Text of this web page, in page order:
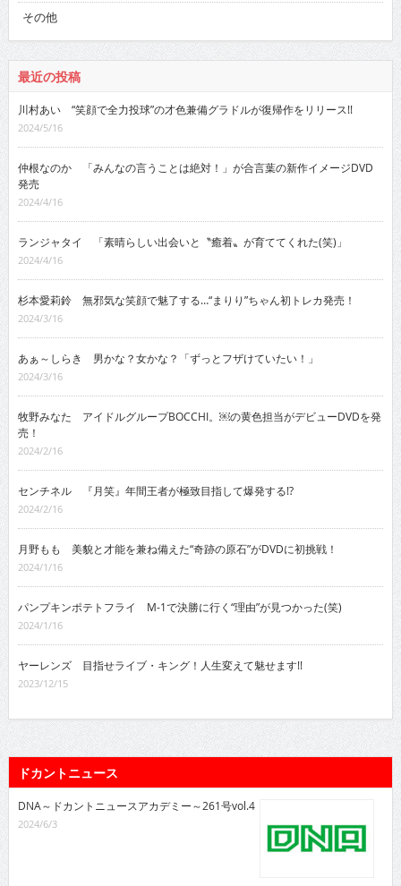
その他
最近の投稿
川村あい “笑顔で全力投球”の才色兼備グラドルが復帰作をリリース!!
2024/5/16
仲根なのか 「みんなの言うことは絶対！」が合言葉の新作イメージDVD
発売
2024/4/16
ランジャタイ 「素晴らしい出会いと〝癒着〟が育ててくれた(笑)」
2024/4/16
杉本愛莉鈴 無邪気な笑顔で魅了する…“まりり”ちゃん初トレカ発売！
2024/3/16
あぁ～しらき 男かな？女かな？「ずっとフザけていたい！」
2024/3/16
牧野みなた アイドルグループBOCCHI。￼の黄色担当がデビューDVDを発
売！
2024/2/16
センチネル 『月笑』年間王者が極致目指して爆発する!?
2024/2/16
月野もも 美貌と才能を兼ね備えた“奇跡の原石”がDVDに初挑戦！
2024/1/16
パンプキンポテトフライ M-1で決勝に行く“理由”が見つかった(笑)
2024/1/16
ヤーレンズ 目指せライブ・キング！人生変えて魅せます!!
2023/12/15
ドカントニュース
DNA～ドカントニュースアカデミー～261号vol.4
2024/6/3